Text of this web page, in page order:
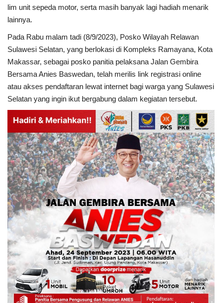
lim unit sepeda motor, serta masih banyak lagi hadiah menarik
lainnya.
Pada Rabu malam tadi (8/9/2023), Posko Wilayah Relawan
Sulawesi Selatan, yang berlokasi di Kompleks Ramayana, Kota
Makassar, sebagai posko panitia pelaksana Jalan Gembira
Bersama Anies Baswedan, telah merilis link registrasi online
atau akses pendaftaran lewat internet bagi warga yang Sulawesi
Selatan yang ingin ikut bergabung dalam kegiatan tersebut.